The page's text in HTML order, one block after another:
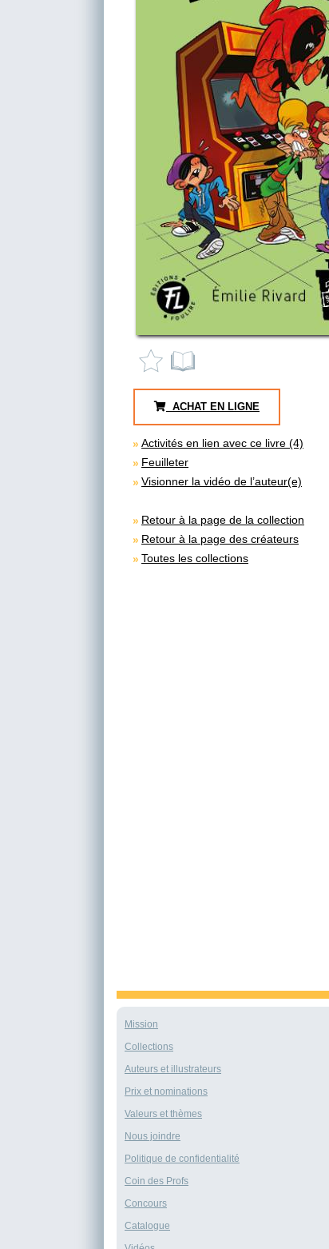
ACHAT EN LIGNE
Activités en lien avec ce livre (4)
Feuilleter
Visionner la vidéo de l’auteur(e)
Retour à la page de la collection
Retour à la page des créateurs
Toutes les collections
Mission
Collections
Auteurs et illustrateurs
Prix et nominations
Valeurs et thèmes
Nous joindre
Politique de confidentialité
Coin des Profs
Concours
Catalogue